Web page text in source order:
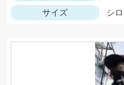
サイズ
シ